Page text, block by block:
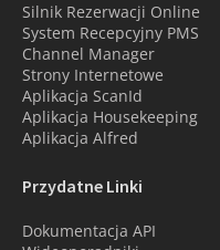
Silnik Rezerwacji Online
System Recepcyjny PMS
Channel Manager
Strony Internetowe
Aplikacja ScanId
Aplikacja Housekeeping
Aplikacja Alfred
Przydatne Linki
Dokumentacja API